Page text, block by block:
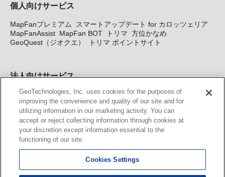
個人向けサービス
MapFanプレミアム
スマートアップデート for カロッツェリア
MapFanAssist MapFan BOT トリマ 方位かなめ
GeoQuest（ジオクエ）
トリマ ポイントサイト
法人向けサービス
法人向け地図・位置情報サービス WEBサイト・システム向け地
図API Windows PC向け地図開発キット MapFan DB 住所確認
サービス
MAP WORLD+ トリマ広告 Geo-Research
カーナビ地図更新サービス
MapFan スマートメンバーズ
GeoTechnologies, Inc. uses cookies for the purposes of
improving the convenience and quality of our site and for
utilizing information in our marketing activity. You can
accept or reject collecting information through cookies at
your discretion except information essential to the
functioning of our site.
Cookies Settings